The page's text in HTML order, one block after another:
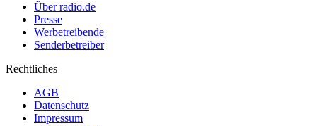
Über radio.de
Presse
Werbetreibende
Senderbetreiber
Rechtliches
AGB
Datenschutz
Impressum